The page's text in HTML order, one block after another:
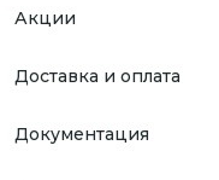
Акции
Доставка и оплата
Документация